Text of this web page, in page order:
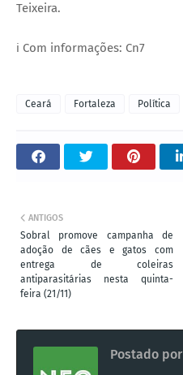
Teixeira.
ℹ️ Com informações: Cn7
Ceará Fortaleza Política
ANTIGOS
Sobral promove campanha de
adoção de cães e gatos com
entrega de coleiras
antiparasitárias nesta quinta-
feira (21/11)
Postado por